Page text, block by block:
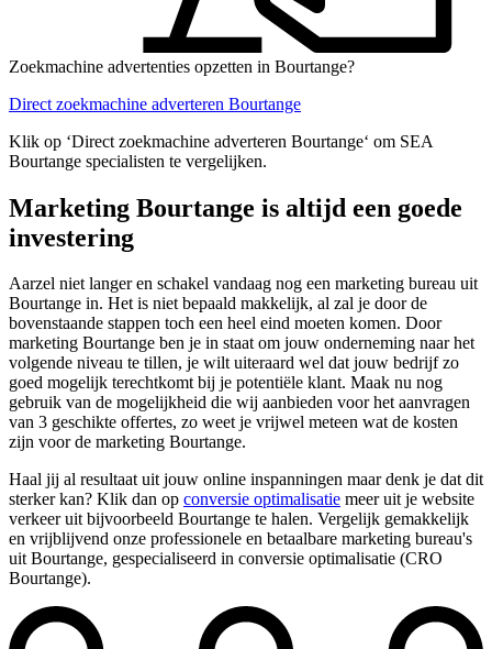
Zoekmachine advertenties opzetten in Bourtange?
Direct zoekmachine adverteren Bourtange
Klik op ‘Direct zoekmachine adverteren Bourtange‘ om SEA
Bourtange specialisten te vergelijken.
Marketing Bourtange is altijd een goede
investering
Aarzel niet langer en schakel vandaag nog een marketing bureau uit
Bourtange in. Het is niet bepaald makkelijk, al zal je door de
bovenstaande stappen toch een heel eind moeten komen. Door
marketing Bourtange ben je in staat om jouw onderneming naar het
volgende niveau te tillen, je wilt uiteraard wel dat jouw bedrijf zo
goed mogelijk terechtkomt bij je potentiële klant. Maak nu nog
gebruik van de mogelijkheid die wij aanbieden voor het aanvragen
van 3 geschikte offertes, zo weet je vrijwel meteen wat de kosten
zijn voor de marketing Bourtange.
Haal jij al resultaat uit jouw online inspanningen maar denk je dat dit
sterker kan? Klik dan op conversie optimalisatie meer uit je website
verkeer uit bijvoorbeeld Bourtange te halen. Vergelijk gemakkelijk
en vrijblijvend onze professionele en betaalbare marketing bureau's
uit Bourtange, gespecialiseerd in conversie optimalisatie (CRO
Bourtange).